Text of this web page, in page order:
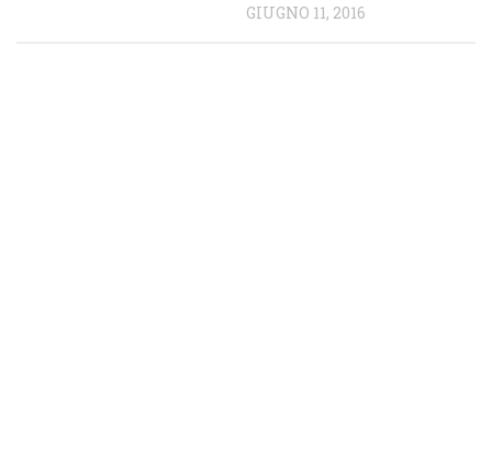
GIUGNO 11, 2016